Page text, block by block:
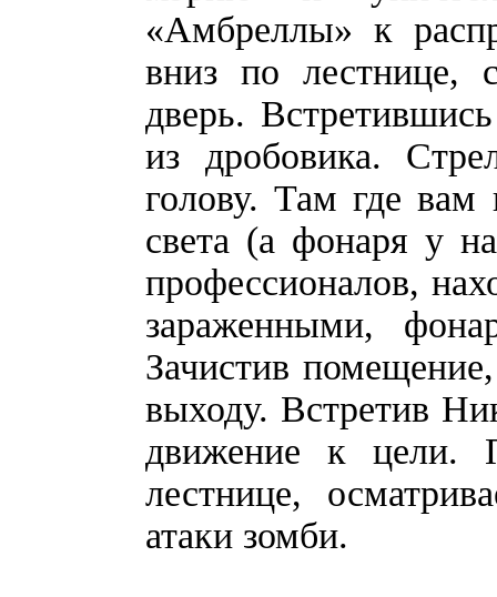
«Амбреллы» к
вниз по лестнице,
дверь.
из дробовика.
голову. Там где вам
света (а фонаря у
профессионалов,
зараженными,
Зачистив
выходу. Встретив
движение к цели.
лестнице,
атаки зомби.